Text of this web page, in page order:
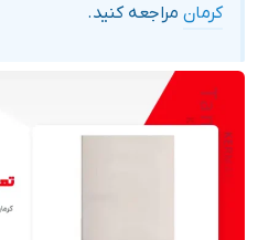
کرمان مراجعه کنید.